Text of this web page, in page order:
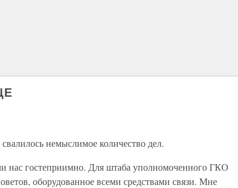
немыслимое количество дел.
нас гостеприимно. Для штаба уполномоченного ГКО
оборудованное всеми средствами связи. Мне